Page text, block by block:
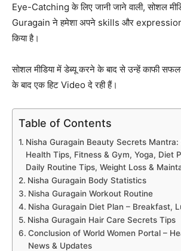
Eye-Catching के लिए जानी जाने वाली, सोशल
Guragain ने हमेशा अपने skills और expression
किया है।
सोशल मीडिया में डेब्यू करने के बाद से उन्हें काफी
के बाद एक हिट Video दे रही हैं।
Table of Contents
Nisha Guragain Beauty Secrets
Health Tips, Fitness & Gym, Yoga, Diet
Daily Routine Tips, Weight Loss &
Nisha Guragain Body Statistics
Nisha Guragain Workout Routine
Nisha Guragain Diet Plan – Breakfast,
Nisha Guragain Hair Care Secrets Tips
Conclusion of World Women Portal –
News & Updates